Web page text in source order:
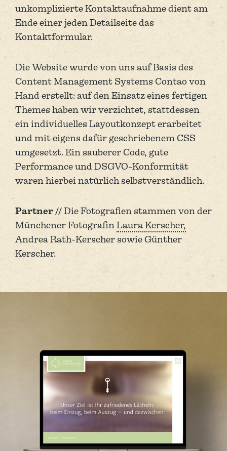
unkomplizierte Kontaktaufnahme dient am
Ende einer jeden Detailseite das
Kontaktformular.
Die Website wurde von uns auf Basis des
Content Management Systems Contao von
Hand erstellt: auf den Einsatz eines fertigen
Themes haben wir verzichtet, stattdessen
ein individuelles Layoutkonzept erarbeitet
und mit eigens dafür geschriebenem CSS
umgesetzt. Ein sauberer Code, gute
Performance und DSGVO-Konformität
waren hierbei natürlich selbstverständlich.
Partner // Die Fotografien stammen von der
Münchener Fotografin Laura Kerscher,
Andrea Rath-Kerscher sowie Günther
Kerscher.